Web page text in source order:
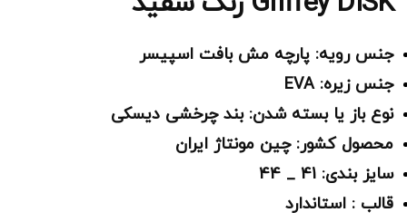
جنس رویه: پارچه مش بافت اسپیسر
جنس زیره: EVA
نوع باز یا بسته شدن: بند چرخشی دیسکی
محصول کشور: چین مونتاژ ایران
سایز بندی: 41 _ 44
قالب : استاندارد